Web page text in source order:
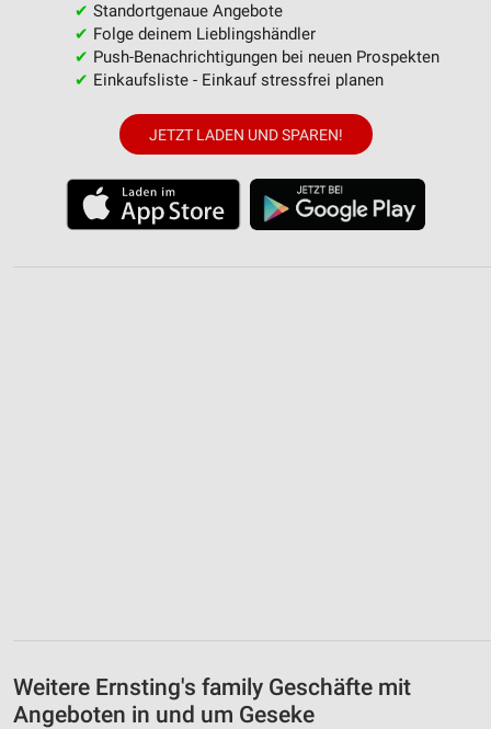
✔ Standortgenaue Angebote
✔ Folge deinem Lieblingshändler
✔ Push-Benachrichtigungen bei neuen Prospekten
✔ Einkaufsliste - Einkauf stressfrei planen
JETZT LADEN UND SPAREN!
Weitere Ernsting's family Geschäfte mit
Angeboten in und um Geseke